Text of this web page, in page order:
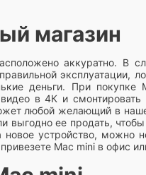
магазин
аккуратно. В
эксплуатации,
деньги. При покупке
в 4К и смонтировать
любой желающий в
ее продать,
новое устройство,
Mac mini в офис